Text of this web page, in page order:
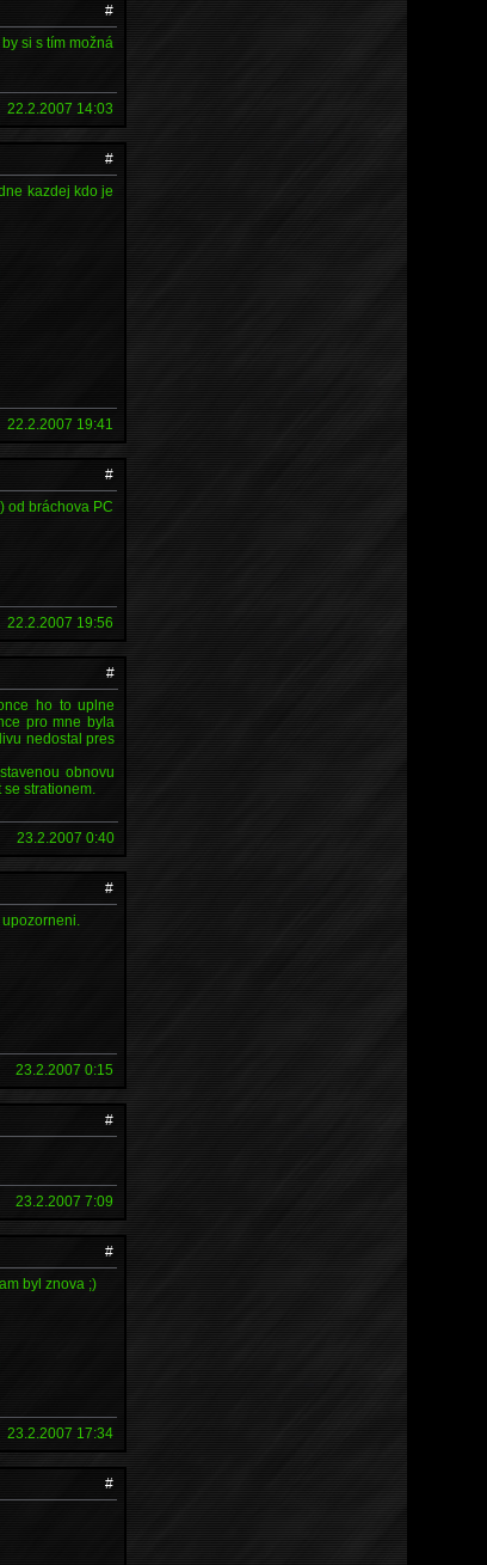
#
si s tím možná
22.2.2007 14:03
#
kazdej kdo je
22.2.2007 19:41
#
od bráchova PC
22.2.2007 19:56
#
ho to uplne
pro mne byla
nedostal pres
obnovu
strationem.
23.2.2007 0:40
#
23.2.2007 0:15
#
23.2.2007 7:09
#
byl znova ;)
23.2.2007 17:34
#